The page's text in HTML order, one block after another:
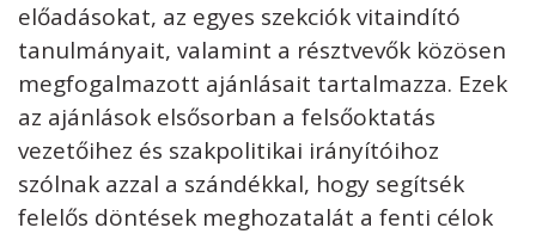
előadásokat, az egyes szekciók vitaindító
tanulmányait, valamint a résztvevők közösen
megfogalmazott ajánlásait tartalmazza. Ezek
az ajánlások elsősorban a felsőoktatás
vezetőihez és szakpolitikai irányítóihoz
szólnak azzal a szándékkal, hogy segítsék
felelős döntések meghozatalát a fenti célok